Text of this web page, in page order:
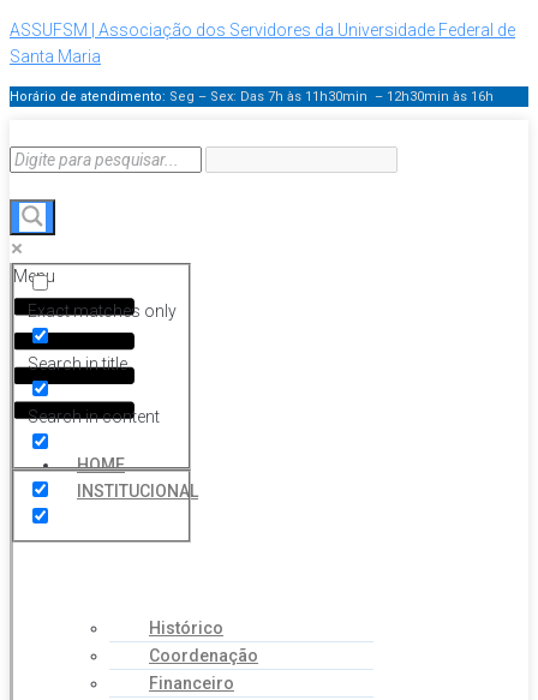
ASSUFSM | Associação dos Servidores da Universidade Federal de
Santa Maria
Horário de atendimento: Seg – Sex: Das 7h às 11h30min – 12h30min às 16h
Exact matches only
Search in title
Search in content
Menu
HOME
INSTITUCIONAL
Histórico
Coordenação
Financeiro